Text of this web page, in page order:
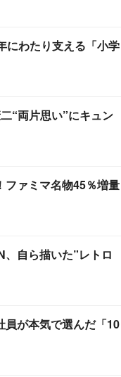
にわたり支える「小学
“両片思い”にキュン
ファミマ名物45％増量
自ら描いた”レトロ
員が本気で選んだ「10